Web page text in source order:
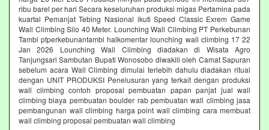
ribu barel per hari Secara keseluruhan produksi migas Pertamina pada
kuartal Pemanjat Tebing Nasional ikuti Speed Classic Exrem Game
Wall Climbing Silo 40 Meter. Lounching Wall Climbing PT Perkebunan
Tambi ptperkebunantambi halkomentar lounching wall climbing 17 22
Jan 2026 Lounching Wall Climbing diadakan di Wisata Agro
Tanjungsari Sambutan Bupati Wonosobo diwakili oleh Camat Sapuran
sebelum acara Wall Climbing dimulai terlebih dahulu diadakan ritual
dengan UNIT PRODUKSI Penelusuran yang terkait dengan produksi
wall climbing contoh proposal pembuatan papan panjat jual wall
climbing biaya pembuatan boulder rab pembuatan wall climbing jasa
pembangunan wall climbing harga point wall climbing cara membuat
wall climbing proposal pembuatan wall climbing